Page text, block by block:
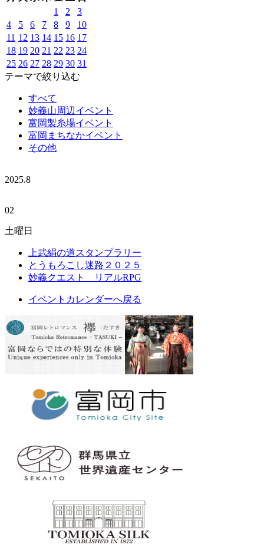
1
2
3
4
5 6 7 8 9
10
11 12 13 14 15 16 17
18 19 20 21 22 23 24
25 26 27 28 29 30 31
テーマで絞り込む
すべて
妙義山周辺イベント
富岡製糸場イベント
富岡まちなかイベント
その他
2025.8
02
土曜日
上武絹の道スタンプラリー
とうもろこし迷路２０２５
妙義クエスト リアルRPG
イベントカレンダーへ戻る